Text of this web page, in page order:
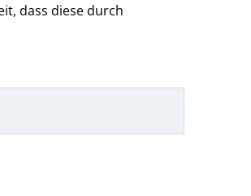
dass diese durch